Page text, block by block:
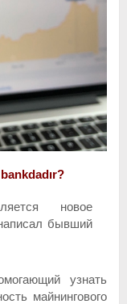
новое
бывший
узнать
майнингового